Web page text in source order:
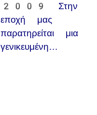
2009 Στην
εποχή μας
παρατηρείται μια
γενικευμένη…